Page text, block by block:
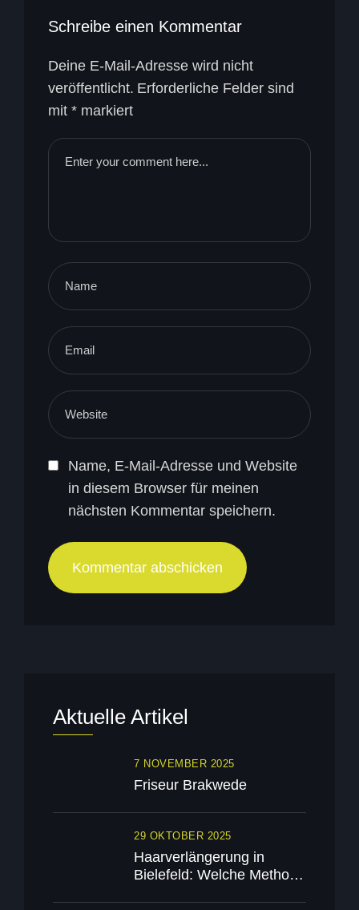
Schreibe einen Kommentar
Deine E-Mail-Adresse wird nicht
veröffentlicht. Erforderliche Felder sind
mit * markiert
Name, E-Mail-Adresse und Website
in diesem Browser für meinen
nächsten Kommentar speichern.
Aktuelle Artikel
Friseur Brakwede
7 NOVEMBER 2025
Haarverlängerung in
Bielefeld: Welche Methode
29 OKTOBER 2025